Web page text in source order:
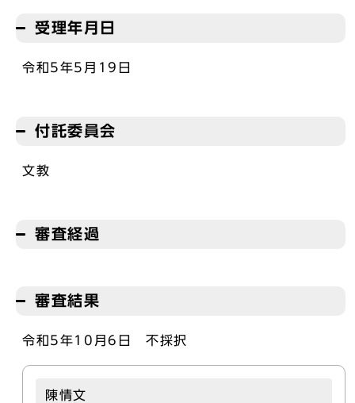
受理年月日
令和5年5月19日
付託委員会
文教
審査経過
審査結果
令和5年10月6日 不採択
陳情文